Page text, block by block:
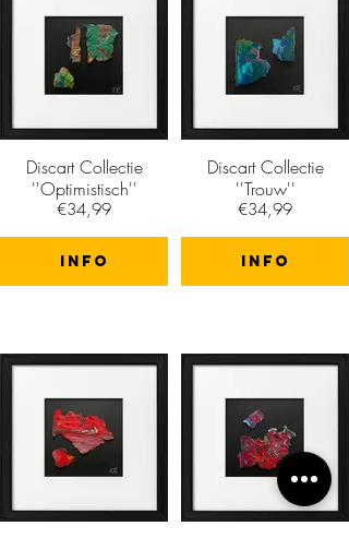
Discart Collectie
''Optimistisch''
€34,99
info
Discart Collectie
''Trouw''
€34,99
info